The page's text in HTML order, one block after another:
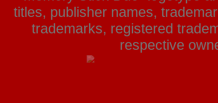
titles, publisher names,
trademarks, registered
respective